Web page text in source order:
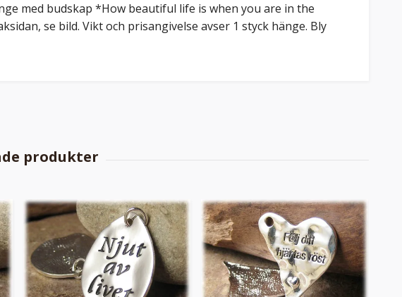
med budskap *How beautiful life is when you are in the
se bild. Vikt och prisangivelse avser 1 styck hänge. Bly